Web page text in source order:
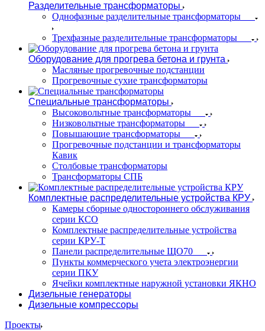
Разделительные трансформаторы
Однофазные разделительные трансформаторы
Трехфазные разделительные трансформаторы
Оборудование для прогрева бетона и грунта
Масляные прогревочные подстанции
Прогревочные сухие трансформаторы
Специальные трансформаторы
Высоковольтные трансформаторы
Низковольтные трансформаторы
Повышающие трансформаторы
Прогревочные подстанции и трансформаторы
Кавик
Столбовые трансформаторы
Трансформаторы СПБ
Комплектные распределительные устройства КРУ
Камеры сборные одностороннего обслуживания
серии КСО
Комплектные распределительные устройства
серии КРУ-Т
Панели распределительные ЩО70
Пункты коммерческого учета электроэнергии
серии ПКУ
Ячейки комплектные наружной установки ЯКНО
Дизельные генераторы
Дизельные компрессоры
Проекты